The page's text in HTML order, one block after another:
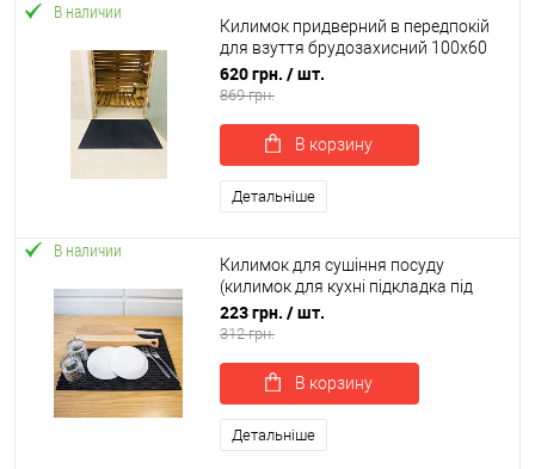
В наличии
Килимок придверний в передпокій
для взуття брудозахисний 100х60
см OSPORT EVA (R-00040)
620 грн. / шт.
869 грн.
В корзину
Детальніше
В наличии
Килимок для сушіння посуду
(килимок для кухні підкладка під
мокрий посуд) 50х40 см OSPORT (R-
00053)
223 грн. / шт.
312 грн.
В корзину
Детальніше